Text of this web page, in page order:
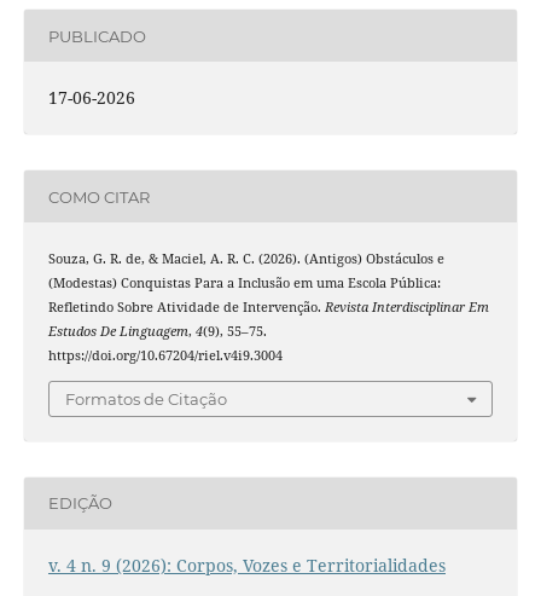
PUBLICADO
17-06-2026
COMO CITAR
Souza, G. R. de, & Maciel, A. R. C. (2026). (Antigos) Obstáculos e
(Modestas) Conquistas Para a Inclusão em uma Escola Pública:
Refletindo Sobre Atividade de Intervenção. Revista Interdisciplinar Em
Estudos De Linguagem, 4(9), 55–75.
https://doi.org/10.67204/riel.v4i9.3004
Formatos de Citação
EDIÇÃO
v. 4 n. 9 (2026): Corpos, Vozes e Territorialidades